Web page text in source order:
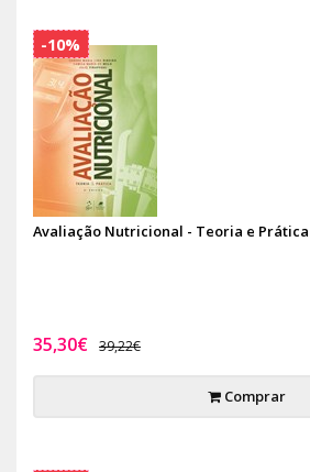
Avaliação Nutricional - Teoria e Prática
35,30€ 39,22€
Comprar
-10%